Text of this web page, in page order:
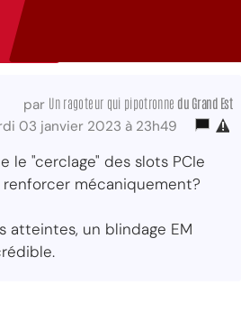
par Un ragoteur qui pipotronne du Grand Est
03 janvier 2023 à 23h49
le "cerclage" des slots PCIe
renforcer mécaniquement?
atteintes, un blindage EM